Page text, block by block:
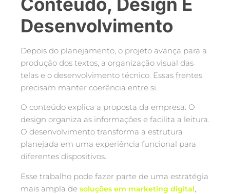
Desenvolvimento
Depois do planejamento, o projeto avança para a
produção dos textos, a organização visual das
telas e o desenvolvimento técnico. Essas frentes
precisam manter coerência entre si.
O conteúdo explica a proposta da empresa. O
design organiza as informações e facilita a leitura.
O desenvolvimento transforma a estrutura
planejada em uma experiência funcional para
diferentes dispositivos.
Esse trabalho pode fazer parte de uma estratégia
mais ampla de soluções em marketing digital